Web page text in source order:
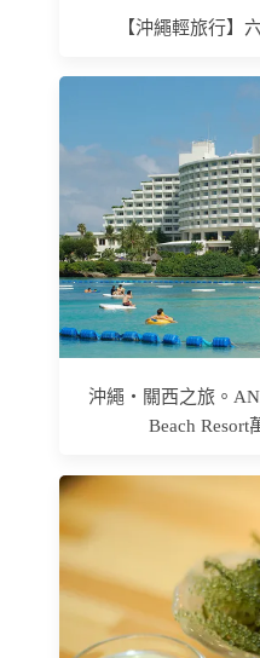
【沖繩輕旅行】
沖繩‧關西之旅。
Beach Resort